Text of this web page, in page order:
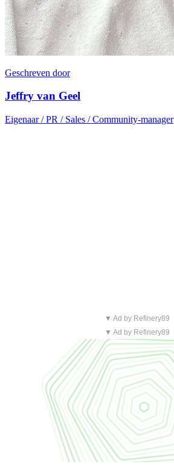
Geschreven door
Jeffry van Geel
Eigenaar / PR / Sales / Community-manager
▼ Ad by Refinery89
▼ Ad by Refinery89